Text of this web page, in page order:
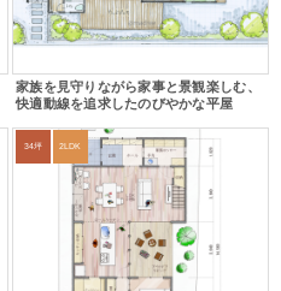
家族を見守りながら家事と景観楽しむ、
快適動線を追求したのびやかな平屋
34坪 2LDK